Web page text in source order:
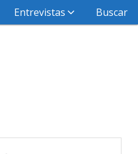
Entrevistas Buscar